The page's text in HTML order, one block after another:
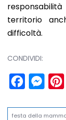
territorio
difficoltà.
CONDIVIDI:
festa della